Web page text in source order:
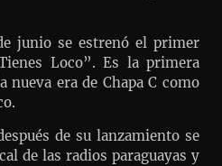
junio se estrenó el primer
Loco”. Es la primera
era de Chapa C como
de su lanzamiento se
de las radios paraguayas y